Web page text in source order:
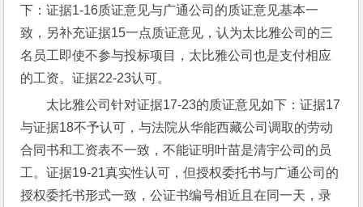
下：证据1-16质证意见与广通公司的质证意见基本一
致，另补充证据15一点质证意见，认为太比雅公司的三
名员工即使不参与投标项目，太比雅公司也是支付相应
的工资。证据22-23认可。
太比雅公司针对证据17-23的质证意见如下：证据17
与证据18不予认可，与法院从华能西藏公司调取的劳动
合同书和工资表不一致，不能证明叶苗是清宇公司的员
工。证据19-21真实性认可，但授权委托书与广通公司的
授权委托书形式一致，公证书编号相近且在同一天，录